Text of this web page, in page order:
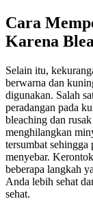
Cara
Karena
Selain itu,
berwarna dan
digunakan. Salah
peradangan pada
bleaching dan
menghilangkan
tersumbat
menyebar.
beberapa langkah
Anda lebih sehat
sehat.